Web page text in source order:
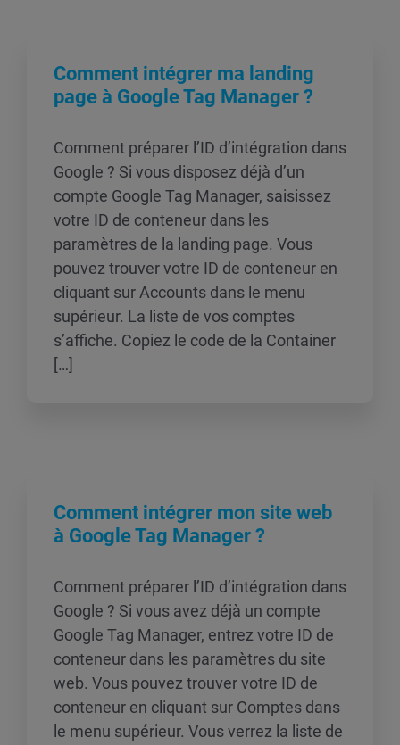
Comment intégrer ma landing
page à Google Tag Manager ?
Comment préparer l’ID d’intégration dans
Google ? Si vous disposez déjà d’un
compte Google Tag Manager, saisissez
votre ID de conteneur dans les
paramètres de la landing page. Vous
pouvez trouver votre ID de conteneur en
cliquant sur Accounts dans le menu
supérieur. La liste de vos comptes
s’affiche. Copiez le code de la Container
[…]
Comment intégrer mon site web
à Google Tag Manager ?
Comment préparer l’ID d’intégration dans
Google ? Si vous avez déjà un compte
Google Tag Manager, entrez votre ID de
conteneur dans les paramètres du site
web. Vous pouvez trouver votre ID de
conteneur en cliquant sur Comptes dans
le menu supérieur. Vous verrez la liste de